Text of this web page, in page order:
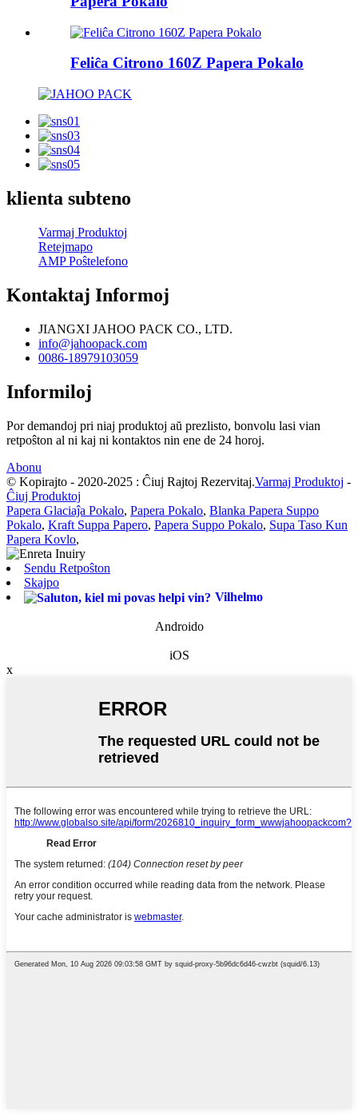
Feliĉa Citrono 160Z Papera Pokalo
klienta subteno
Varmaj Produktoj
Retejmapo
AMP Poŝtelefono
Kontaktaj Informoj
JIANGXI JAHOO PACK CO., LTD.
info@jahoopack.com
0086-18979103059
Informiloj
Por demandoj pri niaj produktoj aŭ prezlisto, bonvolu lasi vian
retpoŝton al ni kaj ni kontaktos nin ene de 24 horoj.
Abonu
© Kopirajto - 2020-2025 : Ĉiuj Rajtoj Rezervitaj.Varmaj Produktoj -
Ĉiuj Produktoj
Papera Glaciaĵa Pokalo, Papera Pokalo, Blanka Papera Suppo
Pokalo, Kraft Suppa Papero, Papera Suppo Pokalo, Supa Taso Kun
Papera Kovlo,
Sendu Retpoŝton
Skajpo
Vilhelmo
Androido
iOS
x